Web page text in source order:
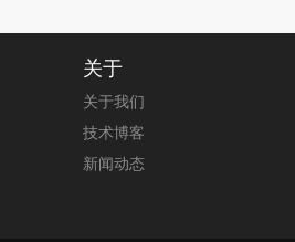
关于
关于我们
技术博客
新闻动态